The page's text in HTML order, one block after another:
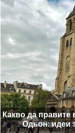
Какво да
Одьон: идеи